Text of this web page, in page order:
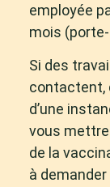
employée
mois
Si des
contactent,
d’une
vous
de la
à